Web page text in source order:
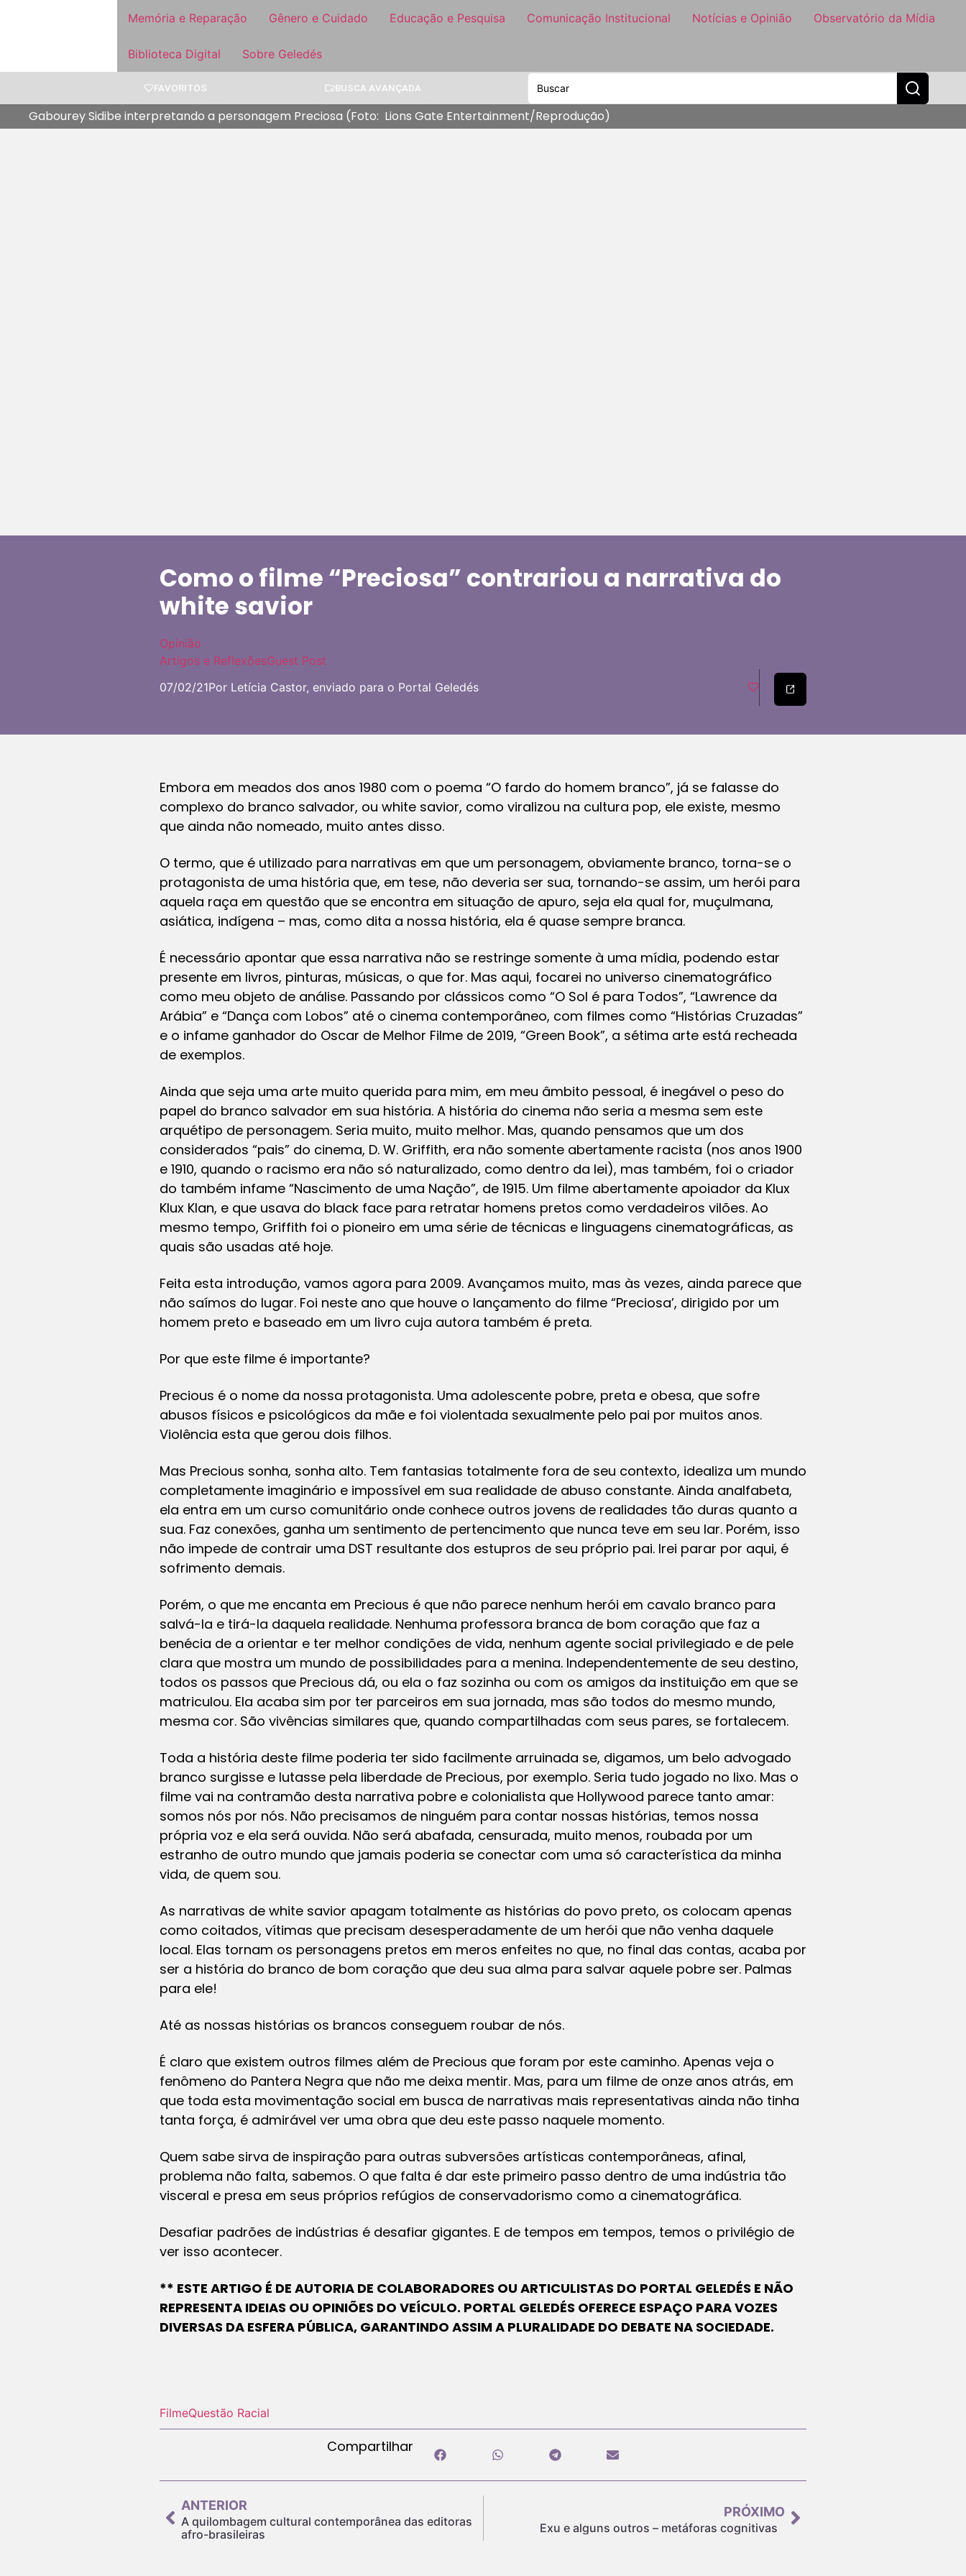
Memória e Reparação Gênero e Cuidado Educação e Pesquisa Comunicação Institucional Notícias e Opinião Observatório da Mídia
Biblioteca Digital Sobre Geledés
FAVORITOS BUSCA AVANÇADA
Gabourey Sidibe interpretando a personagem Preciosa (Foto: Lions Gate Entertainment/Reprodução)
Como o filme “Preciosa” contrariou a narrativa do
white savior
Opinião
Artigos e ReflexõesGuest Post
07/02/21Por Letícia Castor, enviado para o Portal Geledés
Embora em meados dos anos 1980 com o poema “O fardo do homem branco”, já se falasse do
complexo do branco salvador, ou white savior, como viralizou na cultura pop, ele existe, mesmo
que ainda não nomeado, muito antes disso.
O termo, que é utilizado para narrativas em que um personagem, obviamente branco, torna-se o
protagonista de uma história que, em tese, não deveria ser sua, tornando-se assim, um herói para
aquela raça em questão que se encontra em situação de apuro, seja ela qual for, muçulmana,
asiática, indígena – mas, como dita a nossa história, ela é quase sempre branca.
É necessário apontar que essa narrativa não se restringe somente à uma mídia, podendo estar
presente em livros, pinturas, músicas, o que for. Mas aqui, focarei no universo cinematográfico
como meu objeto de análise. Passando por clássicos como “O Sol é para Todos”, “Lawrence da
Arábia” e “Dança com Lobos” até o cinema contemporâneo, com filmes como “Histórias Cruzadas”
e o infame ganhador do Oscar de Melhor Filme de 2019, “Green Book”, a sétima arte está recheada
de exemplos.
Ainda que seja uma arte muito querida para mim, em meu âmbito pessoal, é inegável o peso do
papel do branco salvador em sua história. A história do cinema não seria a mesma sem este
arquétipo de personagem. Seria muito, muito melhor. Mas, quando pensamos que um dos
considerados “pais” do cinema, D. W. Griffith, era não somente abertamente racista (nos anos 1900
e 1910, quando o racismo era não só naturalizado, como dentro da lei), mas também, foi o criador
do também infame “Nascimento de uma Nação”, de 1915. Um filme abertamente apoiador da Klux
Klux Klan, e que usava do black face para retratar homens pretos como verdadeiros vilões. Ao
mesmo tempo, Griffith foi o pioneiro em uma série de técnicas e linguagens cinematográficas, as
quais são usadas até hoje.
Feita esta introdução, vamos agora para 2009. Avançamos muito, mas às vezes, ainda parece que
não saímos do lugar. Foi neste ano que houve o lançamento do filme “Preciosa’, dirigido por um
homem preto e baseado em um livro cuja autora também é preta.
Por que este filme é importante?
Precious é o nome da nossa protagonista. Uma adolescente pobre, preta e obesa, que sofre
abusos físicos e psicológicos da mãe e foi violentada sexualmente pelo pai por muitos anos.
Violência esta que gerou dois filhos.
Mas Precious sonha, sonha alto. Tem fantasias totalmente fora de seu contexto, idealiza um mundo
completamente imaginário e impossível em sua realidade de abuso constante. Ainda analfabeta,
ela entra em um curso comunitário onde conhece outros jovens de realidades tão duras quanto a
sua. Faz conexões, ganha um sentimento de pertencimento que nunca teve em seu lar. Porém, isso
não impede de contrair uma DST resultante dos estupros de seu próprio pai. Irei parar por aqui, é
sofrimento demais.
Porém, o que me encanta em Precious é que não parece nenhum herói em cavalo branco para
salvá-la e tirá-la daquela realidade. Nenhuma professora branca de bom coração que faz a
benécia de a orientar e ter melhor condições de vida, nenhum agente social privilegiado e de pele
clara que mostra um mundo de possibilidades para a menina. Independentemente de seu destino,
todos os passos que Precious dá, ou ela o faz sozinha ou com os amigos da instituição em que se
matriculou. Ela acaba sim por ter parceiros em sua jornada, mas são todos do mesmo mundo,
mesma cor. São vivências similares que, quando compartilhadas com seus pares, se fortalecem.
Toda a história deste filme poderia ter sido facilmente arruinada se, digamos, um belo advogado
branco surgisse e lutasse pela liberdade de Precious, por exemplo. Seria tudo jogado no lixo. Mas o
filme vai na contramão desta narrativa pobre e colonialista que Hollywood parece tanto amar:
somos nós por nós. Não precisamos de ninguém para contar nossas histórias, temos nossa
própria voz e ela será ouvida. Não será abafada, censurada, muito menos, roubada por um
estranho de outro mundo que jamais poderia se conectar com uma só característica da minha
vida, de quem sou.
As narrativas de white savior apagam totalmente as histórias do povo preto, os colocam apenas
como coitados, vítimas que precisam desesperadamente de um herói que não venha daquele
local. Elas tornam os personagens pretos em meros enfeites no que, no final das contas, acaba por
ser a história do branco de bom coração que deu sua alma para salvar aquele pobre ser. Palmas
para ele!
Até as nossas histórias os brancos conseguem roubar de nós.
É claro que existem outros filmes além de Precious que foram por este caminho. Apenas veja o
fenômeno do Pantera Negra que não me deixa mentir. Mas, para um filme de onze anos atrás, em
que toda esta movimentação social em busca de narrativas mais representativas ainda não tinha
tanta força, é admirável ver uma obra que deu este passo naquele momento.
Quem sabe sirva de inspiração para outras subversões artísticas contemporâneas, afinal,
problema não falta, sabemos. O que falta é dar este primeiro passo dentro de uma indústria tão
visceral e presa em seus próprios refúgios de conservadorismo como a cinematográfica.
Desafiar padrões de indústrias é desafiar gigantes. E de tempos em tempos, temos o privilégio de
ver isso acontecer.
** ESTE ARTIGO É DE AUTORIA DE COLABORADORES OU ARTICULISTAS DO PORTAL GELEDÉS E NÃO
REPRESENTA IDEIAS OU OPINIÕES DO VEÍCULO. PORTAL GELEDÉS OFERECE ESPAÇO PARA VOZES
DIVERSAS DA ESFERA PÚBLICA, GARANTINDO ASSIM A PLURALIDADE DO DEBATE NA SOCIEDADE.
FilmeQuestão Racial
Compartilhar
ANTERIOR
A quilombagem cultural contemporânea das editoras
afro-brasileiras
PRÓXIMO
Exu e alguns outros – metáforas cognitivas